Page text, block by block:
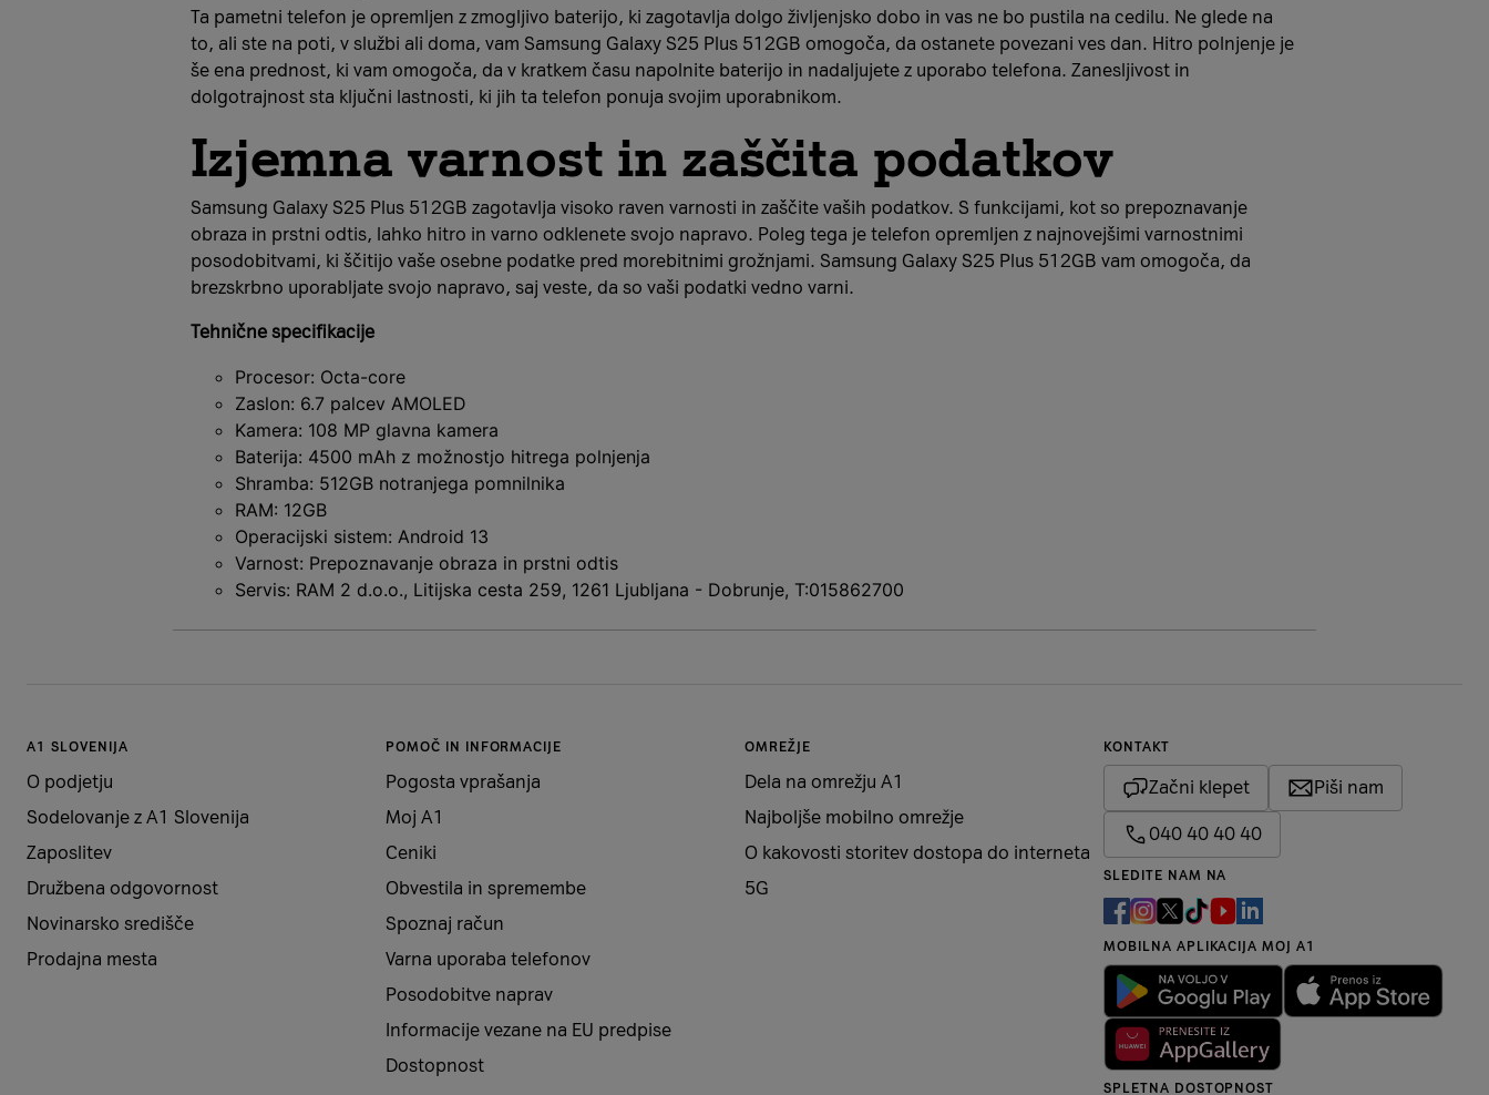
Ta pametni telefon je opremljen z zmogljivo baterijo, ki zagotavlja dolgo življenjsko dobo in vas ne bo pustila na cedilu. Ne glede na
to, ali ste na poti, v službi ali doma, vam Samsung Galaxy S25 Plus 512GB omogoča, da ostanete povezani ves dan. Hitro polnjenje je
še ena prednost, ki vam omogoča, da v kratkem času napolnite baterijo in nadaljujete z uporabo telefona. Zanesljivost in
dolgotrajnost sta ključni lastnosti, ki jih ta telefon ponuja svojim uporabnikom.
Izjemna varnost in zaščita podatkov
Samsung Galaxy S25 Plus 512GB zagotavlja visoko raven varnosti in zaščite vaših podatkov. S funkcijami, kot so prepoznavanje
obraza in prstni odtis, lahko hitro in varno odklenete svojo napravo. Poleg tega je telefon opremljen z najnovejšimi varnostnimi
posodobitvami, ki ščitijo vaše osebne podatke pred morebitnimi grožnjami. Samsung Galaxy S25 Plus 512GB vam omogoča, da
brezskrbno uporabljate svojo napravo, saj veste, da so vaši podatki vedno varni.
Tehnične specifikacije
Procesor: Octa-core
Zaslon: 6.7 palcev AMOLED
Kamera: 108 MP glavna kamera
Baterija: 4500 mAh z možnostjo hitrega polnjenja
Shramba: 512GB notranjega pomnilnika
RAM: 12GB
Operacijski sistem: Android 13
Varnost: Prepoznavanje obraza in prstni odtis
Servis: RAM 2 d.o.o., Litijska cesta 259, 1261 Ljubljana - Dobrunje, T:015862700
A1 SLOVENIJA
O podjetju
Sodelovanje z A1 Slovenija
Zaposlitev
Družbena odgovornost
Novinarsko središče
Prodajna mesta
POMOČ IN INFORMACIJE
Pogosta vprašanja
Moj A1
Ceniki
Obvestila in spremembe
Spoznaj račun
Varna uporaba telefonov
Posodobitve naprav
Informacije vezane na EU predpise
Dostopnost
OMREŽJE
Dela na omrežju A1
Najboljše mobilno omrežje
O kakovosti storitev dostopa do interneta
5G
KONTAKT
Začni klepet Piši nam
040 40 40 40
SLEDITE NAM NA
MOBILNA APLIKACIJA MOJ A1
SPLETNA DOSTOPNOST